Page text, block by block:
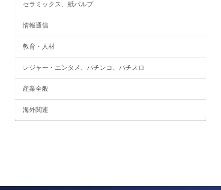
セラミックス、紙パルプ
情報通信
教育・人材
レジャー・エンタメ、パチンコ、パチスロ
産業全般
海外関連